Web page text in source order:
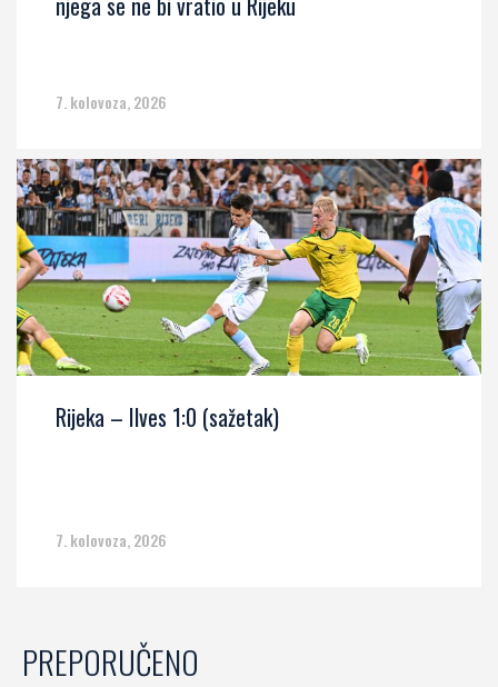
7. kolovoza, 2026
Rijeka – Ilves 1:0 (sažetak)
7. kolovoza, 2026
PREPORUČENO